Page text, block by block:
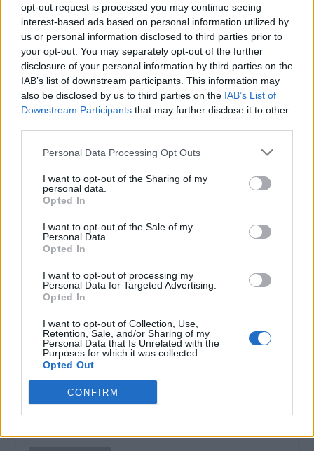
opt-out request is processed you may continue seeing
interest-based ads based on personal information utilized by
us or personal information disclosed to third parties prior to
your opt-out. You may separately opt-out of the further
disclosure of your personal information by third parties on the
IAB’s list of downstream participants. This information may
also be disclosed by us to third parties on the IAB’s List of
Downstream Participants that may further disclose it to other
Personal Data Processing Opt Outs
I want to opt-out of the Sharing of my
personal data.
Opted In
I want to opt-out of the Sale of my
Personal Data.
Opted In
I want to opt-out of processing my
Personal Data for Targeted Advertising.
Opted In
I want to opt-out of Collection, Use,
Retention, Sale, and/or Sharing of my
Personal Data that Is Unrelated with the
Purposes for which it was collected.
Opted Out
CONFIRM
istoria Ligii 1 la fotbal: 15 ani și 6 luni. Născut
în Canada, pregătit un an la Barcelona
- Advertisement -
dictatură liberali Orban PNL
Articolul precedent
PSD și PNL-Cîțu hăituiesc
moțiunea de cenzură.
Camera Deputaților a trimis la
CCR o opinie pro-Guvern,
conform căreia moțiunea n-a
fost depusă legal
închisoare, Pinalti – 4 ani și 6
luni, Laura Georgescu – 4 ani
cu suspendare